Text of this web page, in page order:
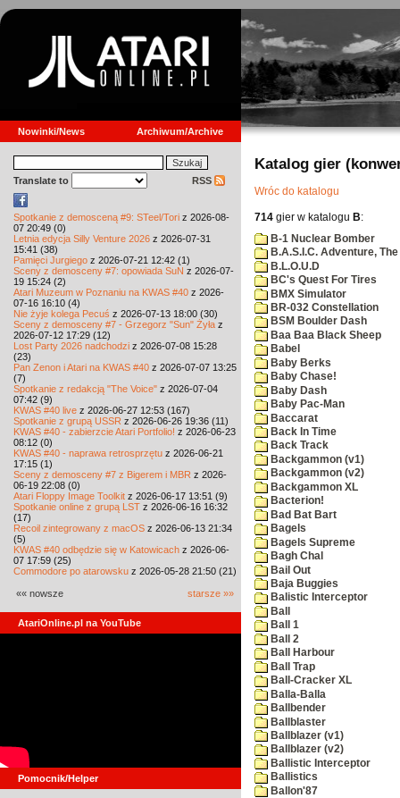
Nowinki/News Archiwum/Archive
Translate to RSS
Spotkanie z demosceną #9: STeel/Tori z 2026-08-
07 20:49 (0)
Letnia edycja Silly Venture 2026 z 2026-07-31
15:41 (38)
Pamięci Jurgiego z 2026-07-21 12:42 (1)
Sceny z demosceny #7: opowiada SuN z 2026-07-
19 15:24 (2)
Atari Muzeum w Poznaniu na KWAS #40 z 2026-
07-16 16:10 (4)
Nie żyje kolega Pecuś z 2026-07-13 18:00 (30)
Sceny z demosceny #7 - Grzegorz "Sun" Żyła z
2026-07-12 17:29 (12)
Lost Party 2026 nadchodzi z 2026-07-08 15:28
(23)
Pan Zenon i Atari na KWAS #40 z 2026-07-07 13:25
(7)
Spotkanie z redakcją "The Voice" z 2026-07-04
07:42 (9)
KWAS #40 live z 2026-06-27 12:53 (167)
Spotkanie z grupą USSR z 2026-06-26 19:36 (11)
KWAS #40 - zabierzcie Atari Portfolio! z 2026-06-23
08:12 (0)
KWAS #40 - naprawa retrosprzętu z 2026-06-21
17:15 (1)
Sceny z demosceny #7 z Bigerem i MBR z 2026-
06-19 22:08 (0)
Atari Floppy Image Toolkit z 2026-06-17 13:51 (9)
Spotkanie online z grupą LST z 2026-06-16 16:32
(17)
Recoil zintegrowany z macOS z 2026-06-13 21:34
(5)
KWAS #40 odbędzie się w Katowicach z 2026-06-
07 17:59 (25)
Commodore po atarowsku z 2026-05-28 21:50 (21)
«« nowsze starsze »»
AtariOnline.pl na YouTube
Pomocnik/Helper
Katalog gier
Wróc do katalogu
714 gier w katalogu B:
B-1 Nuclear Bomber
B.A.S.I.C. Adventure, The
B.L.O.U.D
BC's Quest For Tires
BMX Simulator
BR-032 Constellation
BSM Boulder Dash
Baa Baa Black Sheep
Babel
Baby Berks
Baby Chase!
Baby Dash
Baby Pac-Man
Baccarat
Back In Time
Back Track
Backgammon (v1)
Backgammon (v2)
Backgammon XL
Bacterion!
Bad Bat Bart
Bagels
Bagels Supreme
Bagh Chal
Bail Out
Baja Buggies
Balistic Interceptor
Ball
Ball 1
Ball 2
Ball Harbour
Ball Trap
Ball-Cracker XL
Balla-Balla
Ballbender
Ballblaster
Ballblazer (v1)
Ballblazer (v2)
Ballistic Interceptor
Ballistics
Ballon'87